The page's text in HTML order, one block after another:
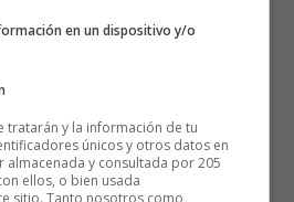
en un dispositivo y/o
tratarán y la información de tu
únicos y otros datos en
y consultada por 205
ellos, o bien usada
sitio. Tanto nosotros como